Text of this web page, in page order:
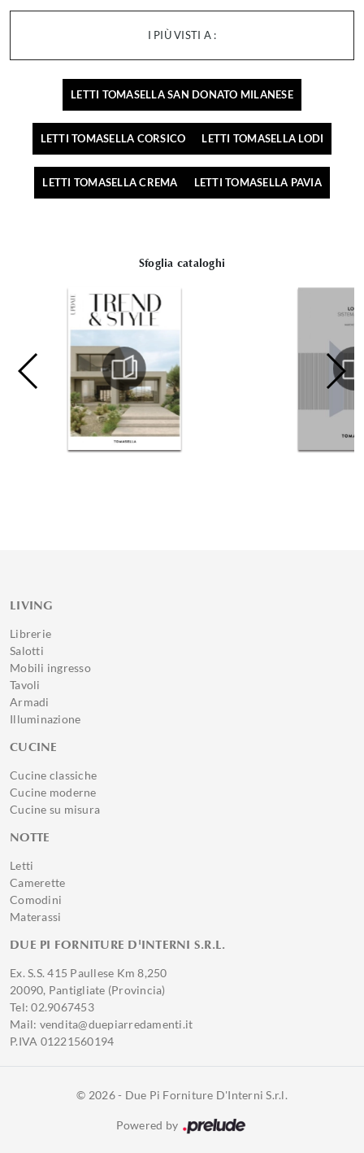
I PIÙ VISTI A :
LETTI TOMASELLA SAN DONATO MILANESE
LETTI TOMASELLA CORSICO LETTI TOMASELLA LODI
LETTI TOMASELLA CREMA LETTI TOMASELLA PAVIA
Sfoglia cataloghi
LIVING
Librerie
Salotti
Mobili ingresso
Tavoli
Armadi
Illuminazione
CUCINE
Cucine classiche
Cucine moderne
Cucine su misura
NOTTE
Letti
Camerette
Comodini
Materassi
DUE PI FORNITURE D'INTERNI S.R.L.
Ex. S.S. 415 Paullese Km 8,250
20090, Pantigliate (Provincia)
Tel: 02.9067453
Mail: vendita@duepiarredamenti.it
P.IVA 01221560194
© 2026 - Due Pi Forniture D'Interni S.r.l.
Powered by